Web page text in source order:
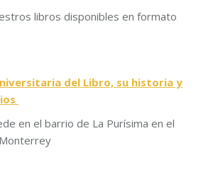
libros disponibles en formato
del Libro, su historia y
en el barrio de La Purísima en el